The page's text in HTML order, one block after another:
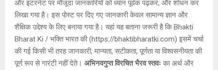
और इंटरनेट पर मौजूदा जानकारियों को ध्यान पूर्वक पढ़कर, और शोधन कर
लिखा गया है। इस पोस्ट पर दिए गए जानकारी केवल सामान्य ज्ञान और
शैक्षिक उद्देश्य के लिए बनाया गया है। यहां यह बताना जरूरी है कि Bhakti
Bharat Ki / भक्ति भारत की (https://bhaktibharatki.com) इसमें चर्चा
की गई किसी भी तरह जानकारी, मान्यता, सटीकता, पूर्णता या विश्वसनीयता की
पूर्ण रूप से गारंटी नहीं देते। अभिनवगुप्त विरचित भैरव स्तवः का अर्थ और